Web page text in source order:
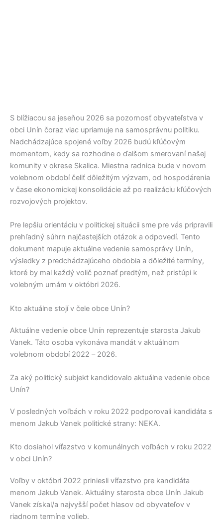
S blížiacou sa jeseňou 2026 sa pozornosť obyvateľstva v
obci Unín čoraz viac upriamuje na samosprávnu politiku.
Nadchádzajúce spojené voľby 2026 budú kľúčovým
momentom, kedy sa rozhodne o ďalšom smerovaní našej
komunity v okrese Skalica. Miestna radnica bude v novom
volebnom období čeliť dôležitým výzvam, od hospodárenia
v čase ekonomickej konsolidácie až po realizáciu kľúčových
rozvojových projektov.
Pre lepšiu orientáciu v politickej situácii sme pre vás pripravili
prehľadný súhrn najčastejších otázok a odpovedí. Tento
dokument mapuje aktuálne vedenie samosprávy Unín,
výsledky z predchádzajúceho obdobia a dôležité termíny,
ktoré by mal každý volič poznať predtým, než pristúpi k
volebným urnám v októbri 2026.
Kto aktuálne stojí v čele obce Unín?
Aktuálne vedenie obce Unín reprezentuje starosta Jakub
Vanek. Táto osoba vykonáva mandát v aktuálnom
volebnom období 2022 – 2026.
Za aký politický subjekt kandidovalo aktuálne vedenie obce
Unín?
V posledných voľbách v roku 2022 podporovali kandidáta s
menom Jakub Vanek politické strany: NEKA.
Kto dosiahol víťazstvo v komunálnych voľbách v roku 2022
v obci Unín?
Voľby v októbri 2022 priniesli víťazstvo pre kandidáta
menom Jakub Vanek. Aktuálny starosta obce Unín Jakub
Vanek získal/a najvyšší počet hlasov od obyvateľov v
riadnom termíne volieb.